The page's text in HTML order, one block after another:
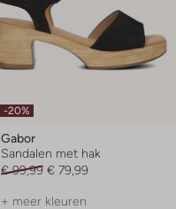
-20%
Gabor
Sandalen met hak
€ 99,99 € 79,99
+ meer kleuren